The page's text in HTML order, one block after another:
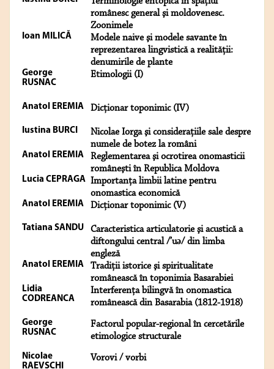
românesc general şi moldovenesc.
Zoonimele
Ioan MILICĂ
Modele naive şi modele savante în
reprezentarea lingvistică a realităţii:
denumirile de plante
George
RUSNAC
Etimologii (I)
Anatol EREMIA Dicţionar toponimic (IV)
Iustina BURCI
Nicolae Iorga şi consideraţiile sale despre
numele de botez la români
Anatol EREMIA
Reglementarea şi ocrotirea onomasticii
româneşti în Republica Moldova
Lucia CEPRAGA Importanţa limbii latine pentru
onomastica economică
Anatol EREMIA Dicţionar toponimic (V)
Tatiana SANDU
Caracteristica articulatorie şi acustică a
diftongului central /’uə/ din limba
engleză
Anatol EREMIA
Tradiţii istorice şi spiritualitate
românească în toponimia Basarabiei
Lidia
CODREANCA
Interferenţa bilingvă în onomastica
românească din Basarabia (1812-1918)
George
RUSNAC
Factorul popular-regional în cercetările
etimologice structurale
Nicolae
RAEVSCHI
Vorovi / vorbi